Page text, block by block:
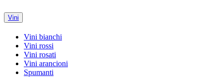
Vini
Vini bianchi
Vini rossi
Vini rosati
Vini arancioni
Spumanti